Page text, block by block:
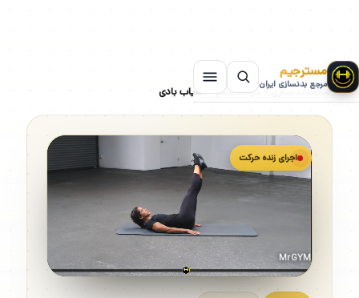
مسترجیم
مرجع بدنسازی ایران
سایت بدنسازی»حرکات شکم»آسیاب بادی
اجرای زنده حرکت
MrGYM